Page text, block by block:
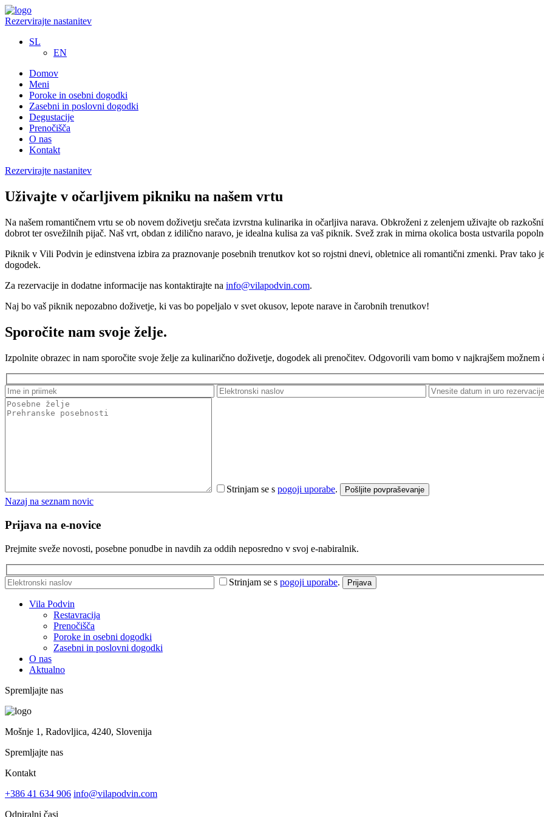
Rezervirajte nastanitev
SL
EN
Domov
Meni
Poroke in osebni dogodki
Zasebni in poslovni dogodki
Degustacije
Prenočišča
O nas
Kontakt
Rezervirajte nastanitev
Uživajte v očarljivem pikniku na našem vrtu
Na našem romantičnem vrtu se ob novem doživetju srečata izvrstna kulinarika in očarljiva narava. Obkroženi z zelenjem uživajte ob
dobrot ter osvežilnih pijač. Naš vrt, obdan z idilično naravo, je idealna kulisa za vaš piknik. Svež zrak in mirna okolica bosta ustvarila
Piknik v Vili Podvin je edinstvena izbira za praznovanje posebnih trenutkov kot so rojstni dnevi, obletnice ali romantični zmenki. Prav tako
dogodek.
Za rezervacije in dodatne informacije nas kontaktirajte na info@vilapodvin.com.
Naj bo vaš piknik nepozabno doživetje, ki vas bo popeljalo v svet okusov, lepote narave in čarobnih trenutkov!
Sporočite nam svoje želje.
Izpolnite obrazec in nam sporočite svoje želje za kulinarično doživetje, dogodek ali prenočitev. Odgovorili vam bomo v najkrajšem možnem
Strinjam se s pogoji uporabe. Pošljite povpraševanje
Nazaj na seznam novic
Prijava na e-novice
Prejmite sveže novosti, posebne ponudbe in navdih za oddih neposredno v svoj e-nabiralnik.
Strinjam se s pogoji uporabe. Prijava
Vila Podvin
Restavracija
Prenočišča
Poroke in osebni dogodki
Zasebni in poslovni dogodki
O nas
Aktualno
Spremljajte nas
Mošnje 1, Radovljica, 4240, Slovenija
Spremljajte nas
Kontakt
+386 41 634 906 info@vilapodvin.com
Odpiralni časi